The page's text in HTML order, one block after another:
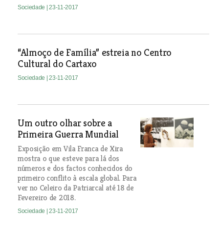
Sociedade | 23-11-2017
“Almoço de Família” estreia no Centro
Cultural do Cartaxo
Sociedade | 23-11-2017
Um outro olhar sobre a
Primeira Guerra Mundial
Exposição em Vila Franca de Xira
mostra o que esteve para lá dos
números e dos factos conhecidos do
primeiro conflito à escala global. Para
ver no Celeiro da Patriarcal até 18 de
Fevereiro de 2018.
Sociedade | 23-11-2017